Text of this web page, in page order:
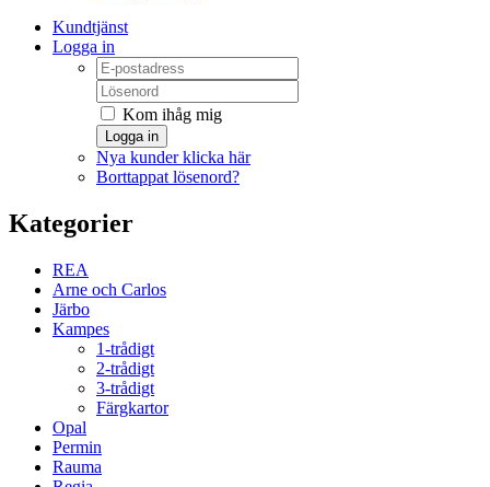
Kundtjänst
Logga in
Kom ihåg mig
Logga in
Nya kunder klicka här
Borttappat lösenord?
Kategorier
REA
Arne och Carlos
Järbo
Kampes
1-trådigt
2-trådigt
3-trådigt
Färgkartor
Opal
Permin
Rauma